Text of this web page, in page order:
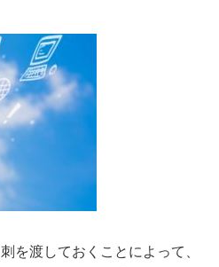
を渡しておくことによって、